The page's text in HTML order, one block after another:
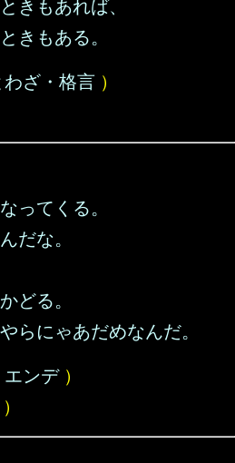
きもあれば、
きもある。
わざ・格言 ）
ってくる。
だな。
どる。
らにゃあだめなんだ。
エンデ）
）